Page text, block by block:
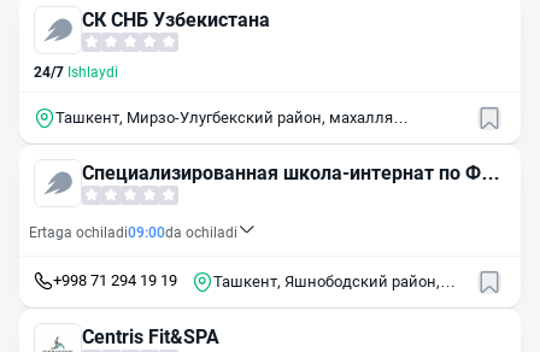
СК СНБ Узбекистана
24/7 Ishlaydi
Ташкент, Мирзо-Улугбекский район, махалля
Специализированная школа-интернат по Фут
болу
Ertaga ochiladi09:00da ochiladi
+998 71 294 19 19
Ташкент, Яшнободский район,
Centris Fit&SPA